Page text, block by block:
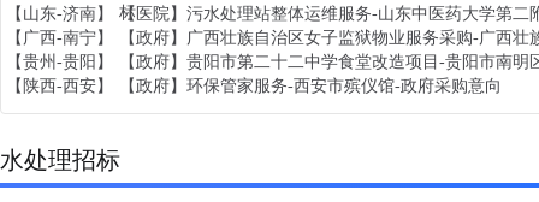
【山东-济南】
【医院】 污水处理站整体运维服务-山东中医药大学第二
【广西-南宁】
【政府】 广西壮族自治区女子监狱物业服务采购-广西壮
【贵州-贵阳】
【政府】 贵阳市第二十二中学食堂改造项目-贵阳市南明
【陕西-西安】
【政府】 环保管家服务-西安市殡仪馆-政府采购意向
水处理招标